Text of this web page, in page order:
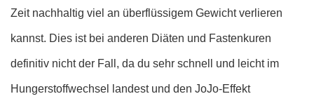
Zeit nachhaltig viel an überflüssigem Gewicht verlieren
kannst. Dies ist bei anderen Diäten und Fastenkuren
definitiv nicht der Fall, da du sehr schnell und leicht im
Hungerstoffwechsel landest und den JoJo-Effekt